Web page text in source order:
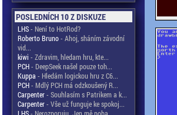
POSLEDNÍCH 10 Z DISKUZE
LHS- Není to HotRod?
Roberto Bruno- Ahoj, sháním závodní
vid...
kiwi - Zdravim, hledam hru, kte...
PCH- DeepSeek našel pouze toh...
Kuppa - Hledám logickou hru z C6...
PCH- Mdlý PCH má odzkoušený R...
Carpenter- Souhlasím s Patrikem a k...
Carpenter- Vše už funguje ke spokoj...